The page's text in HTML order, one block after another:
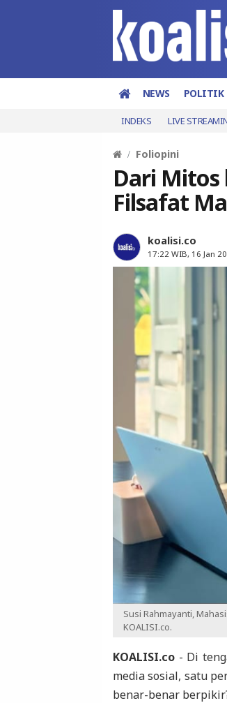
NEWS POLITIK
INDEKS LIVE
Foliopini
Dari Mitos
Filsafat
koalisi.co
17:22 WIB, 16 Jan
Susi Rahmayanti,
KOALISI.co.
KOALISI.co - Di
media sosial, satu
benar-benar